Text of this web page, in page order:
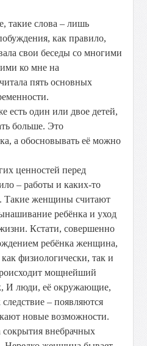
такие слова – лишь
как правило,
свои беседы со многими
ко мне на
пять основных
один или двое детей,
больше. Это
а обосновывать её можно
ценностей перед
– работы и каких-то
Такие женщины считают
ребёнка и уход
Кстати, совершенно
ребёнка женщина,
физиологически, так и
мощнейший
И люди, её окружающие,
– появляются
новые возможности.
внебрачных